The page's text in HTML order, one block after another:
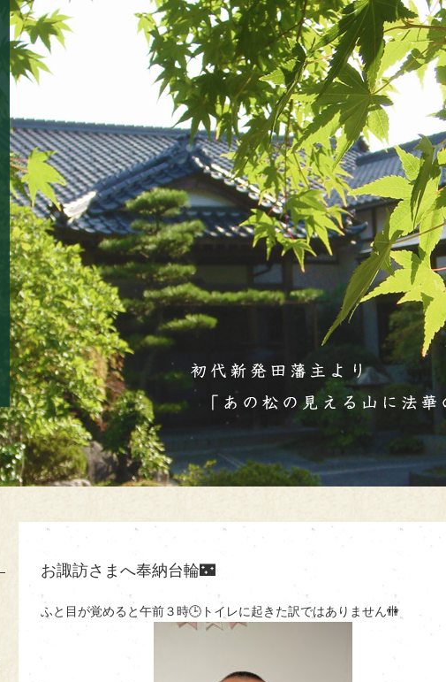
お諏訪さまへ奉納台輪🌃
ふと目が覚めると午前３時🕒トイレに起きた訳ではありません🚻